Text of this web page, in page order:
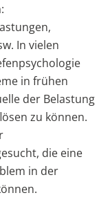
In vielen
in frühen
der Belastung
zu können.
die eine
in der